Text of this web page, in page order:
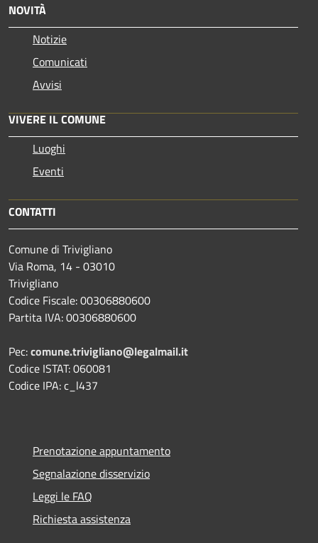
NOVITÀ
Notizie
Comunicati
Avvisi
VIVERE IL COMUNE
Luoghi
Eventi
CONTATTI
Comune di Trivigliano
Via Roma, 14 - 03010
Trivigliano
Codice Fiscale: 00306880600
Partita IVA: 00306880600
Pec:comune.trivigliano@legalmail.it
Codice ISTAT: 060081
Codice IPA: c_l437
Prenotazione appuntamento
Segnalazione disservizio
Leggi le FAQ
Richiesta assistenza